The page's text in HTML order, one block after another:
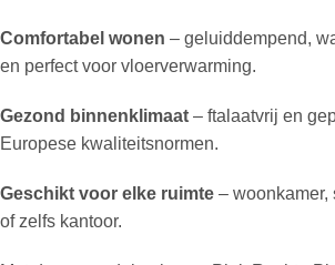
Comfortabel wonen – geluiddempend,
en perfect voor vloerverwarming.
Gezond binnenklimaat – ftalaatvrij en
Europese kwaliteitsnormen.
Geschikt voor elke ruimte – woonkamer,
of zelfs kantoor.